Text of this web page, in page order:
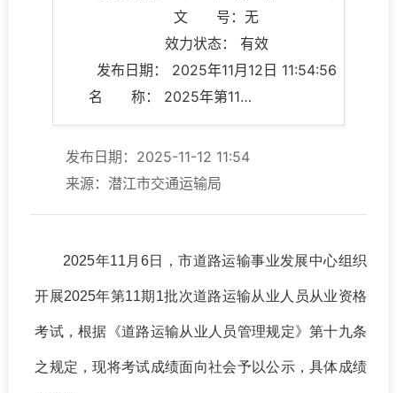
文 号：无
效力状态： 有效
发布日期： 2025年11月12日 11:54:56
名 称： 2025年第11期1批次道路运输从业人员从业资格考试成绩公示
发布日期：2025-11-12 11:54
来源：潜江市交通运输局
2025年11月6日，市道路运输事业发展中心组织
开展2025年第11期1批次道路运输从业人员从业资格
考试，根据《道路运输从业人员管理规定》第十九条
之规定，现将考试成绩面向社会予以公示，具体成绩